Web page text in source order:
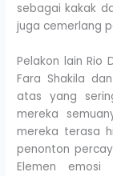
sebagai kakak
juga cemerlang
Pelakon lain Rio
Fara Shakila
atas yang
mereka
mereka terasa
penonton
Elemen